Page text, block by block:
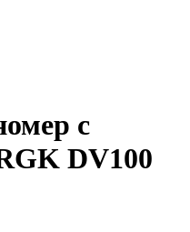
с
DV100